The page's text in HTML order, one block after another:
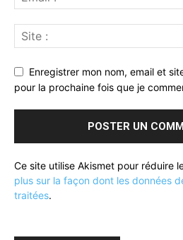
Enregistrer mon nom, email et
pour la prochaine fois que je
Ce site utilise Akismet pour réduire
plus sur la façon dont les données
traitées.